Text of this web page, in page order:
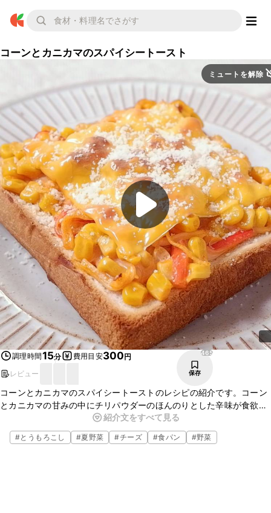
コーンとカニカマのスパイシートースト
ミュートを解除
調理時間15分 費用目安300円
レビュー
465
保存
コーンとカニカマのスパイシートーストのレシピの紹介です。コーン
とカニカマの甘みの中にチリパウダーのほんのりとした辛味が食欲を
そそります。チリパウダーの量を調整すれば、お子さまでも食べやす
い味つけになっています。朝ごはんなどにおすすめです。
紹介文をすべて見る
#とうもろこし #夏野菜 #チーズ #食パン #野菜